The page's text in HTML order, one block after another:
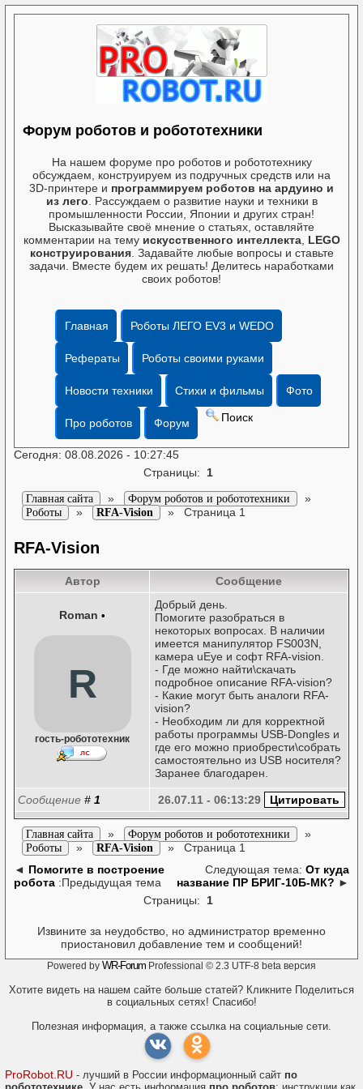
Форум роботов и робототехники
На нашем форуме про роботов и робототехнику
обсуждаем, конструируем из подручных средств или на
3D-принтере и программируем роботов на ардуино и
из лего . Рассуждаем о развитие науки и техники в
промышленности России, Японии и других стран!
Высказывайте своё мнение о статьях, оставляйте
комментарии на тему искусственного интеллекта, LEGO
конструирования. Задавайте любые вопросы и ставьте
задачи. Вместе будем их решать! Делитесь наработками
своих роботов!
Главная Роботы ЛЕГО EV3 и WEDO
Рефераты Роботы своими руками
Новости техники Стихи и фильмы Фото
Про роботов Форум Поиск
Сегодня: 08.08.2026 - 10:27:45
Страницы: 1
Главная сайта » Форум роботов и робототехники »
Роботы » RFA-Vision » Страница 1
RFA-Vision
Автор Сообщение
Roman •
R
гость-робототехник
Добрый день.
Помогите разобраться в
некоторых вопросах. В наличии
имеется манипулятор FS003N,
камера uEye и софт RFA-vision.
- Где можно найти\скачать
подробное описание RFA-vision?
- Какие могут быть аналоги RFA-
vision?
- Необходим ли для корректной
работы программы USB-Dongles и
где его можно приобрести\собрать
самостоятельно из USB носителя?
Заранее благодарен.
Сообщение # 1 26.07.11 - 06:13:29
Главная сайта » Форум роботов и робототехники »
Роботы » RFA-Vision » Страница 1
◄ Помогите в построение
робота :Предыдущая тема
Следующая тема: От куда
название ПР БРИГ-10Б-МК? ►
Страницы: 1
Извините за неудобство, но администратор временно
приостановил добавление тем и сообщений!
Powered by WR-Forum Professional © 2.3 UTF-8 beta версия
Хотите видеть на нашем сайте больше статей? Кликните Поделиться
в социальных сетях! Спасибо!
Полезная информация, а также ссылка на социальные сети.
ProRobot.RU - лучший в России информационный сайт по